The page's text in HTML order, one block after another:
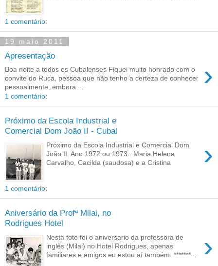
1 comentário:
19 maio 2011
Apresentação
›
Boa noite a todos os Cubalenses Fiquei muito honrado com o
convite do Ruca, pessoa que não tenho a certeza de conhecer
pessoalmente, embora ...
1 comentário:
Próximo da Escola Industrial e
Comercial Dom João II - Cubal
›
Próximo da Escola Industrial e Comercial Dom
João II. Ano 1972 ou 1973.. Maria Helena
Carvalho, Cacilda (saudosa) e a Cristina
1 comentário:
Aniversário da Profª Milai, no
Rodrigues Hotel
›
Nesta foto foi o aniversário da professora de
inglês (Milai) no Hotel Rodrigues, apenas
familiares e amigos eu estou aí também. *******...